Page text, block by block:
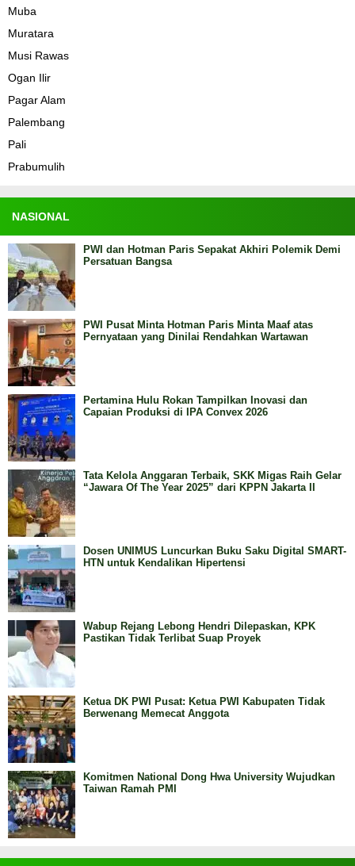
Muba
Muratara
Musi Rawas
Ogan Ilir
Pagar Alam
Palembang
Pali
Prabumulih
NASIONAL
PWI dan Hotman Paris Sepakat Akhiri Polemik Demi
Persatuan Bangsa
PWI Pusat Minta Hotman Paris Minta Maaf atas
Pernyataan yang Dinilai Rendahkan Wartawan
Pertamina Hulu Rokan Tampilkan Inovasi dan
Capaian Produksi di IPA Convex 2026
Tata Kelola Anggaran Terbaik, SKK Migas Raih Gelar
“Jawara Of The Year 2025” dari KPPN Jakarta II
Dosen UNIMUS Luncurkan Buku Saku Digital SMART-
HTN untuk Kendalikan Hipertensi
Wabup Rejang Lebong Hendri Dilepaskan, KPK
Pastikan Tidak Terlibat Suap Proyek
Ketua DK PWI Pusat: Ketua PWI Kabupaten Tidak
Berwenang Memecat Anggota
Komitmen National Dong Hwa University Wujudkan
Taiwan Ramah PMI